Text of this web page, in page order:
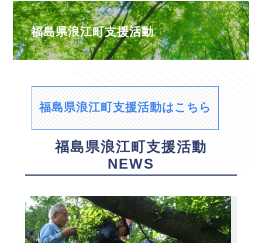
福島県浪江町支援活動
福島県浪江町支援活動はこちら
福島県浪江町支援活動
NEWS